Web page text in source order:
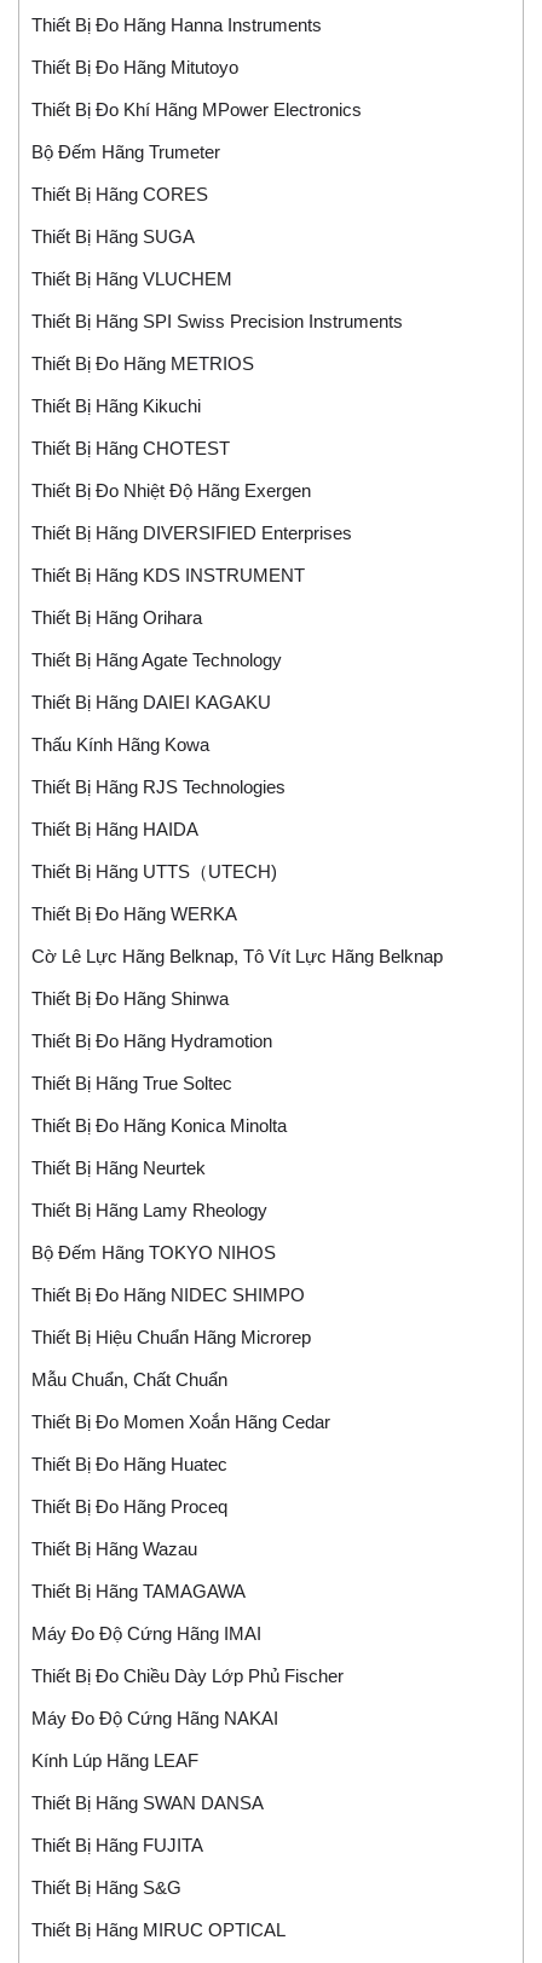
Thiết Bị Đo Hãng Hanna Instruments
Thiết Bị Đo Hãng Mitutoyo
Thiết Bị Đo Khí Hãng MPower Electronics
Bộ Đếm Hãng Trumeter
Thiết Bị Hãng CORES
Thiết Bị Hãng SUGA
Thiết Bị Hãng VLUCHEM
Thiết Bị Hãng SPI Swiss Precision Instruments
Thiết Bị Đo Hãng METRIOS
Thiết Bị Hãng Kikuchi
Thiết Bị Hãng CHOTEST
Thiết Bị Đo Nhiệt Độ Hãng Exergen
Thiết Bị Hãng DIVERSIFIED Enterprises
Thiết Bị Hãng KDS INSTRUMENT
Thiết Bị Hãng Orihara
Thiết Bị Hãng Agate Technology
Thiết Bị Hãng DAIEI KAGAKU
Thấu Kính Hãng Kowa
Thiết Bị Hãng RJS Technologies
Thiết Bị Hãng HAIDA
Thiết Bị Hãng UTTS（UTECH)
Thiết Bị Đo Hãng WERKA
Cờ Lê Lực Hãng Belknap, Tô Vít Lực Hãng Belknap
Thiết Bị Đo Hãng Shinwa
Thiết Bị Đo Hãng Hydramotion
Thiết Bị Hãng True Soltec
Thiết Bị Đo Hãng Konica Minolta
Thiết Bị Hãng Neurtek
Thiết Bị Hãng Lamy Rheology
Bộ Đếm Hãng TOKYO NIHOS
Thiết Bị Đo Hãng NIDEC SHIMPO
Thiết Bị Hiệu Chuẩn Hãng Microrep
Mẫu Chuẩn, Chất Chuẩn
Thiết Bị Đo Momen Xoắn Hãng Cedar
Thiết Bị Đo Hãng Huatec
Thiết Bị Đo Hãng Proceq
Thiết Bị Hãng Wazau
Thiết Bị Hãng TAMAGAWA
Máy Đo Độ Cứng Hãng IMAI
Thiết Bị Đo Chiều Dày Lớp Phủ Fischer
Máy Đo Độ Cứng Hãng NAKAI
Kính Lúp Hãng LEAF
Thiết Bị Hãng SWAN DANSA
Thiết Bị Hãng FUJITA
Thiết Bị Hãng S&G
Thiết Bị Hãng MIRUC OPTICAL